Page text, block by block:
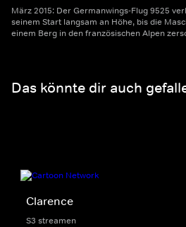
März 2015: Der Germanwings-Flug 9525
seinem Start langsam an Höhe, bis die
einem Berg in den französischen Alpen
Das könnte dir auch
Clarence
S3 streamen